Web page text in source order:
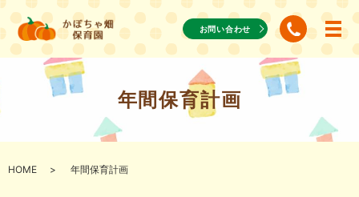
お問い合わせ
年間保育計画
HOME 年間保育計画